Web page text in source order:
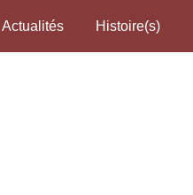
Actualités Histoire(s)